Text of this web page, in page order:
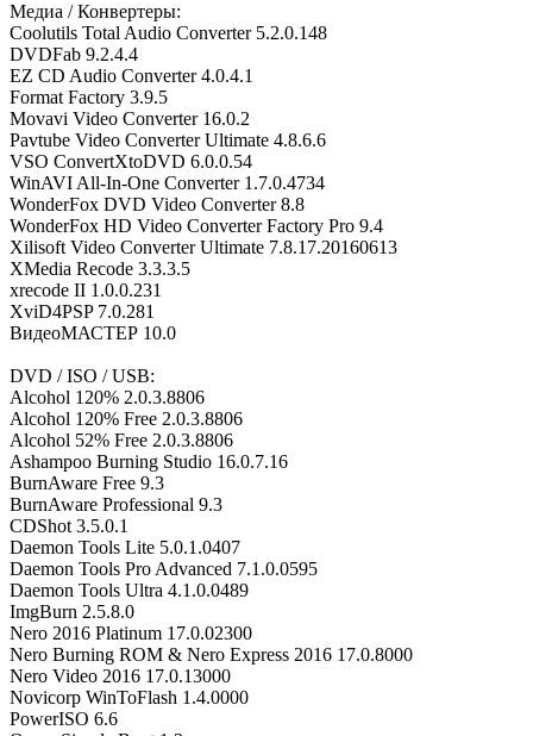
Медиа / Конвертеры:
Coolutils Total Audio Converter 5.2.0.148
DVDFab 9.2.4.4
EZ CD Audio Converter 4.0.4.1
Format Factory 3.9.5
Movavi Video Converter 16.0.2
Pavtube Video Converter Ultimate 4.8.6.6
VSO ConvertXtoDVD 6.0.0.54
WinAVI All-In-One Converter 1.7.0.4734
WonderFox DVD Video Converter 8.8
WonderFox HD Video Converter Factory Pro 9.4
Xilisoft Video Converter Ultimate 7.8.17.20160613
XMedia Recode 3.3.3.5
xrecode II 1.0.0.231
XviD4PSP 7.0.281
ВидеоМАСТЕР 10.0
DVD / ISO / USB:
Alcohol 120% 2.0.3.8806
Alcohol 120% Free 2.0.3.8806
Alcohol 52% Free 2.0.3.8806
Ashampoo Burning Studio 16.0.7.16
BurnAware Free 9.3
BurnAware Professional 9.3
CDShot 3.5.0.1
Daemon Tools Lite 5.0.1.0407
Daemon Tools Pro Advanced 7.1.0.0595
Daemon Tools Ultra 4.1.0.0489
ImgBurn 2.5.8.0
Nero 2016 Platinum 17.0.02300
Nero Burning ROM & Nero Express 2016 17.0.8000
Nero Video 2016 17.0.13000
Novicorp WinToFlash 1.4.0000
PowerISO 6.6